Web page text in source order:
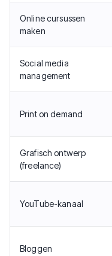
Online cursussen
maken
Social media
management
Print on demand
Grafisch ontwerp
(freelance)
YouTube-kanaal
Bloggen